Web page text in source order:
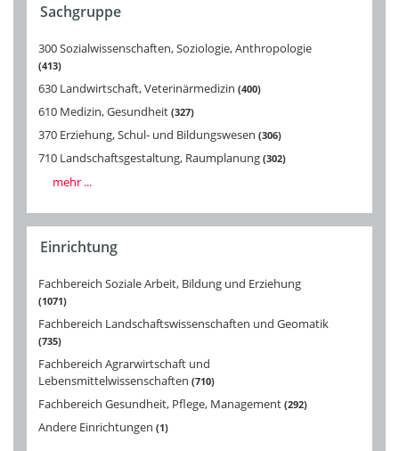
Sachgruppe
300 Sozialwissenschaften, Soziologie, Anthropologie
413
630 Landwirtschaft, Veterinärmedizin 400
610 Medizin, Gesundheit 327
370 Erziehung, Schul- und Bildungswesen 306
710 Landschaftsgestaltung, Raumplanung 302
mehr ...
Einrichtung
Fachbereich Soziale Arbeit, Bildung und Erziehung
1071
Fachbereich Landschaftswissenschaften und Geomatik
735
Fachbereich Agrarwirtschaft und
Lebensmittelwissenschaften 710
Fachbereich Gesundheit, Pflege, Management 292
Andere Einrichtungen 1